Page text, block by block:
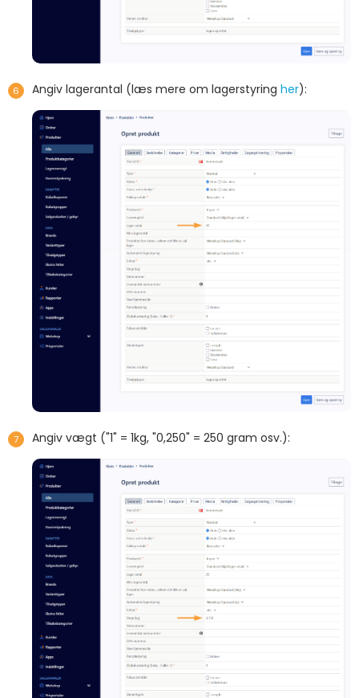
Angiv lagerantal (læs mere om lagerstyring her):
Angiv vægt ("1" = 1kg, "0,250" = 250 gram osv.):